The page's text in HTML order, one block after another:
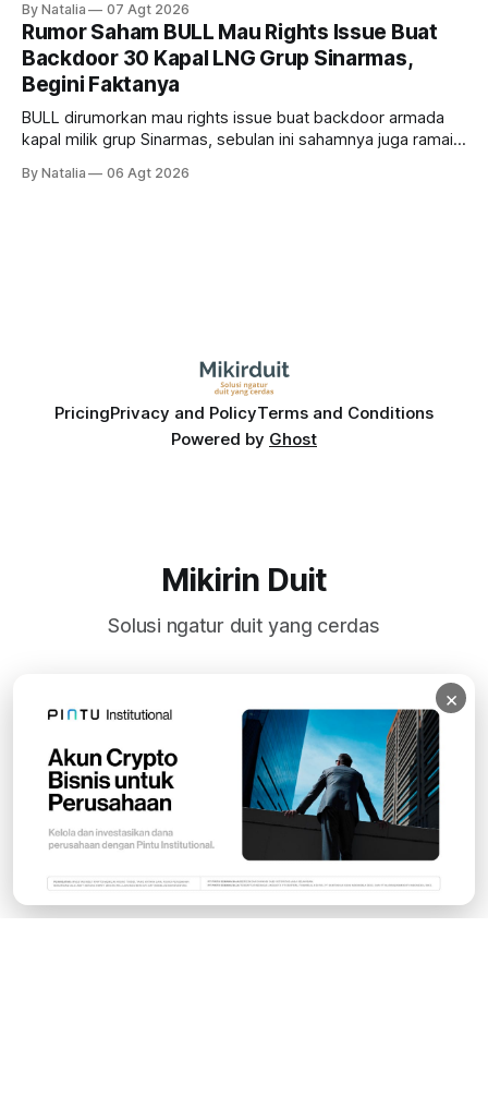
estate, ada siapa saja mereka?
By Natalia 07 Agt 2026
Rumor Saham BULL Mau Rights Issue Buat
Backdoor 30 Kapal LNG Grup Sinarmas,
Begini Faktanya
BULL dirumorkan mau rights issue buat backdoor armada
kapal milik grup Sinarmas, sebulan ini sahamnya juga ramai
masih menarik dilirik?
By Natalia 06 Agt 2026
PricingPrivacy and PolicyTerms and Conditions
Powered by Ghost
Mikirin Duit
Solusi ngatur duit yang cerdas
Subscribe
×